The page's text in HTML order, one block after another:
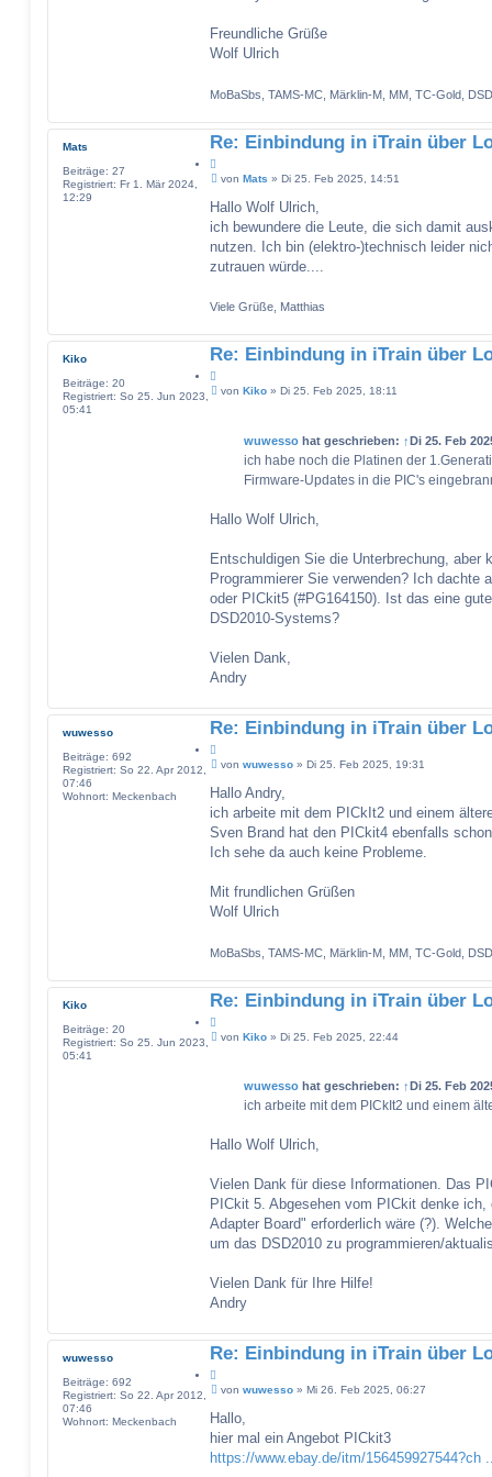
Freundliche Grüße
Wolf Ulrich
MoBaSbs, TAMS-MC, Märklin-M, MM, TC-Gold,
Mats
Beiträge: 27
Registriert: Fr 1. Mär 2024,
12:29
Re: Einbindung in iTrain über
i
a
t
B
i
r
a
vonMats »Di 25. Feb 2025, 14:51
Hallo Wolf Ulrich,
ich bewundere die Leute, die sich damit
nutzen. Ich bin (elektro-)technisch leider
zutrauen würde....
Viele Grüße, Matthias
Kiko
Beiträge: 20
Registriert: So 25. Jun 2023,
05:41
Re: Einbindung in iTrain über
i Bvon Kiko » Di 25. Feb 2025, 18:11
wuwesso hat geschrieben: ↑Di 25. Feb
ich habe noch die Platinen der
Firmware-Updates in die PIC's
Hallo Wolf Ulrich,
Entschuldigen Sie die Unterbrechung, aber
Programmierer Sie verwenden? Ich dachte
oder PICkit5 (#PG164150). Ist das eine
DSD2010-Systems?
Vielen Dank,
Andry
wuwesso
Beiträge: 692
Registriert: So 22. Apr 2012,
07:46
Wohnort: Meckenbach
Re: Einbindung in iTrain über
i
a
t
B
i
r
a
vonwuwesso »Di 25. Feb 2025, 19:31
Hallo Andry,
ich arbeite mit dem PICkIt2 und einem
Sven Brand hat den PICkit4 ebenfalls
Ich sehe da auch keine Probleme.
Mit frundlichen Grüßen
Wolf Ulrich
MoBaSbs, TAMS-MC, Märklin-M, MM, TC-Gold,
Kiko
Beiträge: 20
Registriert: So 25. Jun 2023,
05:41
Re: Einbindung in iTrain über
i BvonKiko »Di 25. Feb 2025, 22:44
wuwesso hat geschrieben: ↑Di 25. Feb
ich arbeite mit dem PICkIt2 und einem
Hallo Wolf Ulrich,
Vielen Dank für diese Informationen. Das
PICkit 5. Abgesehen vom PICkit denke
Adapter Board" erforderlich wäre (?).
um das DSD2010 zu programmieren/
Vielen Dank für Ihre Hilfe!
Andry
wuwesso
Beiträge: 692
Registriert: So 22. Apr 2012,
07:46
Wohnort: Meckenbach
Re: Einbindung in iTrain über
i
a
t
B
i
r
a
vonwuwesso » Mi 26. Feb 2025, 06:27
Hallo,
hier mal ein Angebot PICkit3
https://www.ebay.de/itm/156459927544?ch